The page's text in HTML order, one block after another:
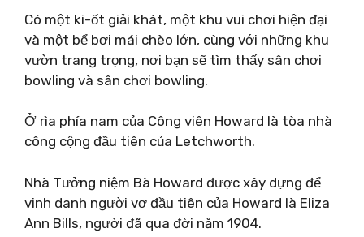
Có một ki-ốt giải khát, một khu vui chơi hiện đại
và một bể bơi mái chèo lớn, cùng với những khu
vườn trang trọng, nơi bạn sẽ tìm thấy sân chơi
bowling và sân chơi bowling.
Ở rìa phía nam của Công viên Howard là tòa nhà
công cộng đầu tiên của Letchworth.
Nhà Tưởng niệm Bà Howard được xây dựng để
vinh danh người vợ đầu tiên của Howard là Eliza
Ann Bills, người đã qua đời năm 1904.